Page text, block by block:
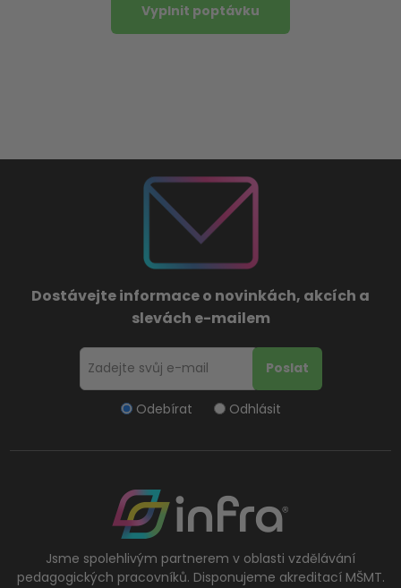
Vyplnit poptávku
Dostávejte informace o novinkách, akcích a
slevách e-mailem
Odebírat Odhlásit
Jsme spolehlivým partnerem v oblasti vzdělávání
pedagogických pracovníků. Disponujeme akreditací MŠMT.